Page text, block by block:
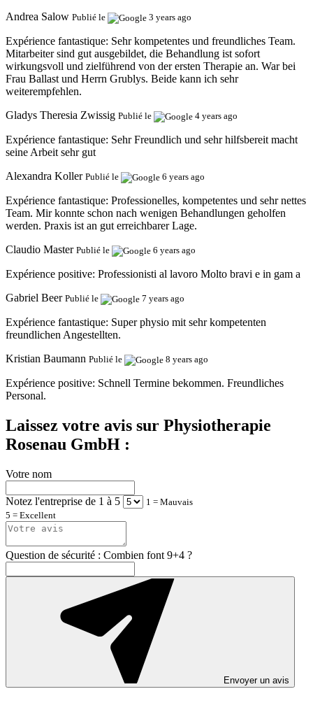
Andrea Salow Publié le 3 years ago
Expérience fantastique: Sehr kompetentes und freundliches Team.
Mitarbeiter sind gut ausgebildet, die Behandlung ist sofort
wirkungsvoll und zielführend von der ersten Therapie an. War bei
Frau Ballast und Herrn Grublys. Beide kann ich sehr
weiterempfehlen.
Gladys Theresia Zwissig Publié le 4 years ago
Expérience fantastique: Sehr Freundlich und sehr hilfsbereit macht
seine Arbeit sehr gut
Alexandra Koller Publié le 6 years ago
Expérience fantastique: Professionelles, kompetentes und sehr nettes
Team. Mir konnte schon nach wenigen Behandlungen geholfen
werden. Praxis ist an gut erreichbarer Lage.
Claudio Master Publié le 6 years ago
Expérience positive: Professionisti al lavoro Molto bravi e in gam a
Gabriel Beer Publié le 7 years ago
Expérience fantastique: Super physio mit sehr kompetenten
freundlichen Angestellten.
Kristian Baumann Publié le 8 years ago
Expérience positive: Schnell Termine bekommen. Freundliches
Personal.
Laissez votre avis sur Physiotherapie
Rosenau GmbH :
Votre nom
Notez l'entreprise de 1 à 5
1 = Mauvais
5 = Excellent
Question de sécurité : Combien font 9+4 ?
Envoyer un avis